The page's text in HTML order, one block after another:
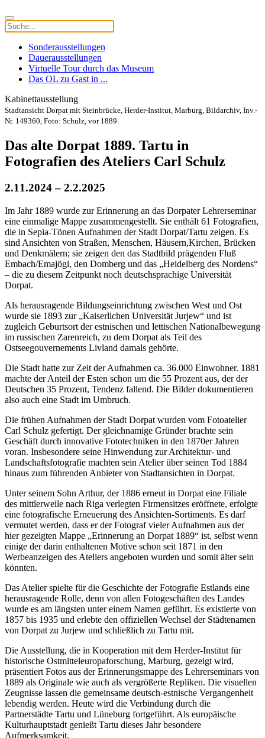
Sonderausstellungen
Dauerausstellungen
Virtuelle Tour durch das Museum
Das OL zu Gast in ...
Kabinettausstellung
Stadtansicht Dorpat mit Steinbrücke, Herder-Institut, Marburg, Bildarchiv, Inv.-
Nr. 149360, Foto: Schulz, vor 1889.
Das alte Dorpat 1889. Tartu in
Fotografien des Ateliers Carl Schulz
2.11.2024 – 2.2.2025
Im Jahr 1889 wurde zur Erinnerung an das Dorpater Lehrerseminar
eine einmalige Mappe zusammengestellt. Sie enthält 61 Fotografien,
die in Sepia-Tönen Aufnahmen der Stadt Dorpat/Tartu zeigen. Es
sind Ansichten von Straßen, Menschen, Häusern,Kirchen, Brücken
und Denkmälern; sie zeigen den das Stadtbild prägenden Fluß
Embach/Emajögi, den Domberg und das „Heidelberg des Nordens“
– die zu diesem Zeitpunkt noch deutschsprachige Universität
Dorpat.
Als herausragende Bildungseinrichtung zwischen West und Ost
wurde sie 1893 zur „Kaiserlichen Universität Jurjew“ und ist
zugleich Geburtsort der estnischen und lettischen Nationalbewegung
im russischen Zarenreich, zu dem Dorpat als Teil des
Ostseegouvernements Livland damals gehörte.
Die Stadt hatte zur Zeit der Aufnahmen ca. 36.000 Einwohner. 1881
machte der Anteil der Esten schon um die 55 Prozent aus, der der
Deutschen 35 Prozent, Tendenz fallend. Die Bilder dokumentieren
also auch eine Stadt im Umbruch.
Die frühen Aufnahmen der Stadt Dorpat wurden vom Fotoatelier
Carl Schulz gefertigt. Der gleichnamige Gründer brachte sein
Geschäft durch innovative Fototechniken in den 1870er Jahren
voran. Insbesondere seine Hinwendung zur Architektur- und
Landschaftsfotografie machten sein Atelier über seinen Tod 1884
hinaus zum führenden Anbieter von Stadtansichten in Dorpat.
Unter seinem Sohn Arthur, der 1886 erneut in Dorpat eine Filiale
des mittlerweile nach Riga verlegten Firmensitzes eröffnete, erfolgte
eine fotografische Erneuerung des Ansichten-Sortiments. Es darf
vermutet werden, dass er der Fotograf vieler Aufnahmen aus der
hier gezeigten Mappe „Erinnerung an Dorpat 1889“ ist, selbst wenn
einige der darin enthaltenen Motive schon seit 1871 in den
Werbeanzeigen des Ateliers angeboten wurden und somit älter sein
könnten.
Das Atelier spielte für die Geschichte der Fotografie Estlands eine
herausragende Rolle, denn von allen Fotogeschäften des Landes
wurde es am längsten unter einem Namen geführt. Es existierte von
1857 bis 1935 und erlebte den offiziellen Wechsel der Städtenamen
von Dorpat zu Jurjew und schließlich zu Tartu mit.
Die Ausstellung, die in Kooperation mit dem Herder-Institut für
historische Ostmitteleuropaforschung, Marburg, gezeigt wird,
präsentiert Fotos aus der Erinnerungsmappe des Lehrerseminars von
1889 als Originale wie auch als vergrößerte Repliken. Die visuellen
Zeugnisse lassen die gemeinsame deutsch-estnische Vergangenheit
lebendig werden. Heute wird die Verbindung durch die
Partnerstädte Tartu und Lüneburg fortgeführt. Als europäische
Kulturhauptstadt genießt Tartu dieses Jahr besondere
Aufmerksamkeit.